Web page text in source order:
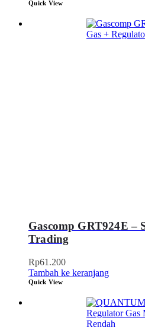
Quick View
Gascomp GRT924E –
Trading
Rp61.200
Tambah ke keranjang
Quick View